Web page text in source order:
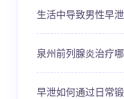
生活中导致男性早
泉州前列腺炎治疗
早泄如何通过日常